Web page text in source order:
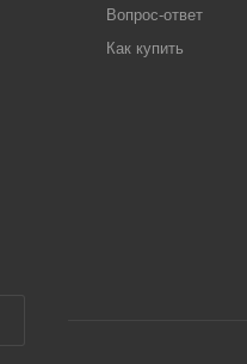
Вопрос-ответ
Как купить